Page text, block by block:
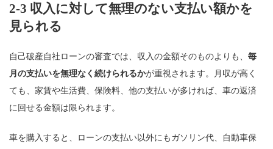
2-3 収入に対して無理のない支払い額かを
見られる
自己破産自社ローンの審査では、収入の金額そのものよりも、 毎
月の支払いを無理なく続けられるかが重視されます。月収が高く
ても、家賃や生活費、保険料、他の支払いが多ければ、車の返済
に回せる金額は限られます。
車を購入すると、ローンの支払い以外にもガソリン代、自動車保